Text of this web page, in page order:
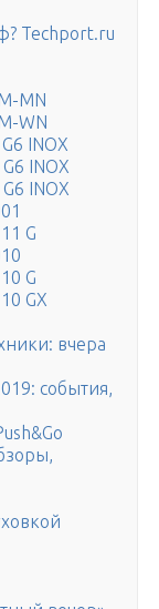
Techport.ru
MN
WN
INOX
INOX
INOX
G
G
GX
вчера
события,